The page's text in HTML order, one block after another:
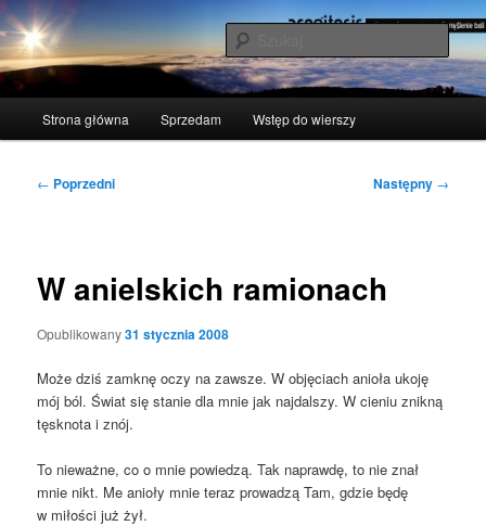
Przeskocz
do
tekstu
acogitosis
polscy naukowcy udowodnili: myślenie boli
Strona główna Sprzedam Wstęp do wierszy
Nawigacja
← Poprzedni Następny →
W anielskich ramionach
Opublikowany31 stycznia 2008
Może dziś zamknę oczy na zawsze. W obję­ciach anio­ła uko­ję
mój ból. Świat się sta­nie dla mnie jak naj­dal­szy. W cie­niu znik­ną
tęsk­no­ta i znój.
To nie­waż­ne, co o mnie powie­dzą. Tak napraw­dę, to nie znał
mnie nikt. Me anio­ły mnie teraz pro­wa­dzą Tam, gdzie będę
w miło­ści już żył.